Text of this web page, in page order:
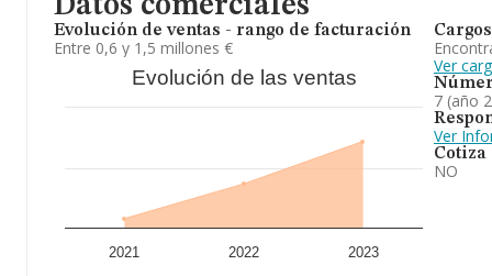
Datos comerciales
Evolución de ventas - rango de facturación
Entre 0,6 y 1,5 millones €
Evolución de las ventas
2021 2022 2023
Cargos
Ver
7 (año
Ver
Cotiza
NO